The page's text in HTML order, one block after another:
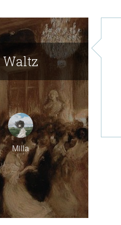
Waltz
Milla